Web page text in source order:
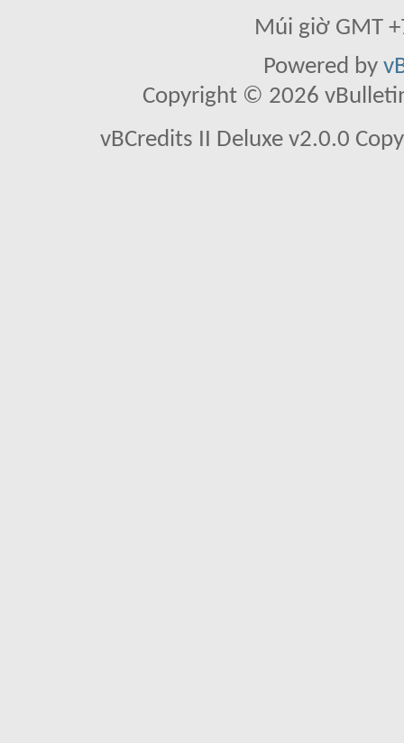
Múi giờ GMT
Powered by
Copyright © 2026
vBCredits II Deluxe v2.0.0